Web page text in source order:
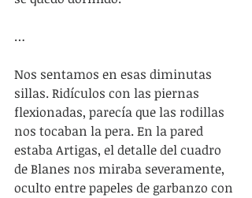
…
Nos sentamos en esas diminutas
sillas. Ridículos con las piernas
flexionadas, parecía que las rodillas
nos tocaban la pera. En la pared
estaba Artigas, el detalle del cuadro
de Blanes nos miraba severamente,
oculto entre papeles de garbanzo con